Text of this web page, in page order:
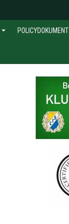
POLICYDOKUMENT